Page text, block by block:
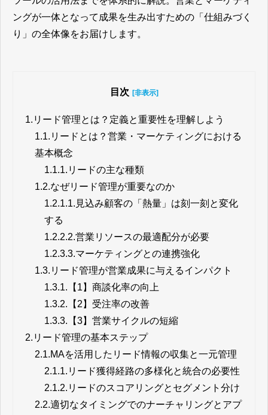
ングが一体となって成果を生み出すための「仕組みづく
り」の全体像をお届けします。
目次 [非表示]
1. リード管理とは？定義と重要性を理解しよう
1.1. リードとは？営業・マーケティングにおける
基本概念
1.1.1. リードの主な種類
1.2.なぜリード管理が重要なのか
1.2.1.1.見込み顧客の「熱量」は刻一刻と変化
する
1.2.2.2.営業リソースの最適配分が必要
1.2.3.3.マーケティングとの連携強化
1.3. リード管理が営業成果に与えるインパクト
1.3.1. 【1】商談化率の向上
1.3.2. 【2】受注率の改善
1.3.3. 【3】営業サイクルの短縮
2. リード管理の基本ステップ
2.1.MAを活用したリード情報の収集と一元管理
2.1.1. リード獲得経路の多様化と統合の必要性
2.1.2. リードのスコアリングとセグメント分け
2.2.適切なタイミングでのナーチャリングとアプ